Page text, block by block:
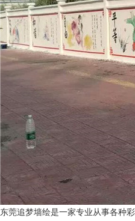
东莞追梦墙绘是一家专业从事各种